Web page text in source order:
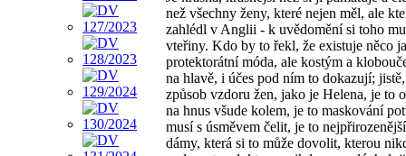
než všechny ženy, které nejen měl, ale
zahlédl v Anglii - k uvědomění si toho
vteřiny. Kdo by to řekl, že existuje něco
protektorátní móda, ale kostým a
na hlavě, i účes pod ním to dokazují;
způsob vzdoru žen, jako je Helena, je to
na hnus všude kolem, je to maskování
musí s úsměvem čelit, je to
dámy, která si to může dovolit, kterou